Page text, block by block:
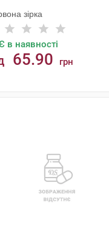
зірка
в наявності
65.90 грн